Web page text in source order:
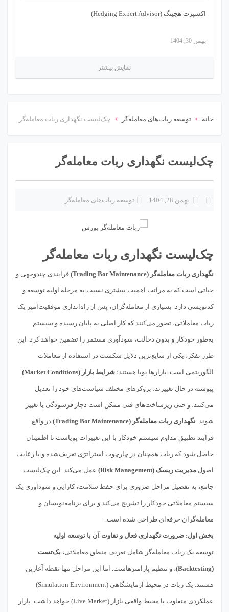
اکسپرت هجینگ (Hedging Expert Advisor)
بهمن 30, 1404
نمایش بیشتر
خانه › توسعه ربات‌های معامله‌گر › چک‌لیست نگهداری ربات معامله‌گر
چک‌لیست نگهداری ربات معامله‌گر
بهمن 28, 1404 توسعه ربات‌های معامله‌گر
چک‌لیست نگهداری ربات معامله‌گر
نگهداری ربات معامله‌گر (Trading Bot Maintenance) فرآیندی چندوجهی و
حیاتی است که به مراتب اهمیت بیشتری نسبت به مرحله اولیه توسعه و
کدنویسی دارد. بسیاری از معامله‌گران، پس از راه‌اندازی موفقیت‌آمیز یک
ربات معاملاتی، تصور می‌کنند که کار اصلی به پایان رسیده و سیستم
به‌طور خودکار و بدون دخالت، سودآوری مستمر را تضمین خواهد کرد. این
طرز تفکر، یکی از شایع‌ترین دلایل شکست در استفاده از معاملات
الگوریتمی است. بازارها پویا هستند؛ شرایط بازار (Market Conditions)
پیوسته در حال تغییرند، بروکرهای مختلف سیاست‌های خود را تعدیل
می‌کنند، و حتی زیرساخت‌های فنی ممکن است دچار فرسودگی یا تغییر
شوند. نگهداری ربات معامله‌گر (Trading Bot Maintenance) در واقع
فرآیند تطبیق مداوم سیستم خودکار با این تغییرات پویاست تا اطمینان
حاصل شود که ربات همچنان در چارچوب استراتژی تعریف‌شده و با رعایت
اصول مدیریت ریسک (Risk Management) عمل می‌کند. این چک‌لیست
جامع، به تفصیل مراحل ضروری برای حفظ سلامت، کارایی و سودآوری یک
سیستم معاملاتی خودکار را تشریح می‌کند و برای برنامه‌نویسان و
معامله‌گران حرفه‌ای طراحی شده است.
بخش اول: ضرورت نگهداری فعال و تفاوت آن با توسعه اولیه
توسعه یک ربات معامله‌گر شامل تعریف منطق معاملاتی، بک‌تست
(Backtesting) ، و تنظیم پارامترهاست. اما این مراحل تنها نقطه آغازین
هستند. یک ربات در محیط آزمایشگاهی (Simulation Environment)
عملکردی متفاوت با محیط واقعی بازار (Live Market) خواهد داشت. بازار